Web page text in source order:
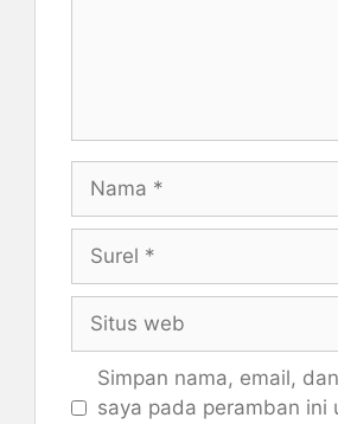
Nama
Surel
Situs
web
Simpan nama, email,
saya pada peramban ini